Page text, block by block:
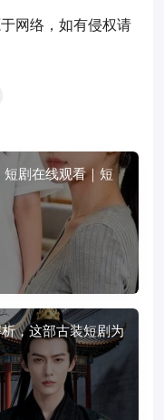
网络，如有侵权请
短剧在线观看｜短
，这部古装短剧为